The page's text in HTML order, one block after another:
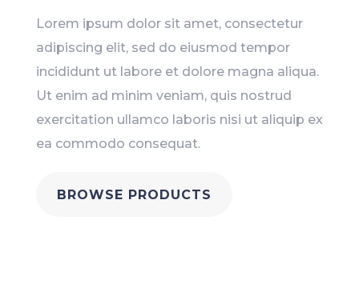
Lorem ipsum dolor sit amet, consectetur
adipiscing elit, sed do eiusmod tempor
incididunt ut labore et dolore magna aliqua.
Ut enim ad minim veniam, quis nostrud
exercitation ullamco laboris nisi ut aliquip ex
ea commodo consequat.
BROWSE PRODUCTS